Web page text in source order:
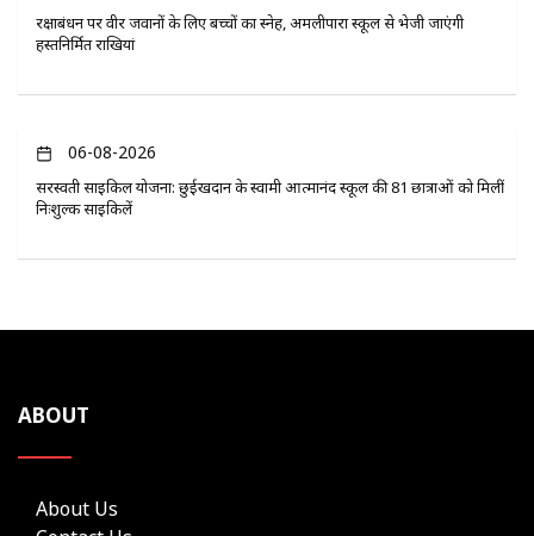
रक्षाबंधन पर वीर जवानों के लिए बच्चों का स्नेह, अमलीपारा स्कूल से भेजी जाएंगी
हस्तनिर्मित राखियां
06-08-2026
सरस्वती साइकिल योजना: छुईखदान के स्वामी आत्मानंद स्कूल की 81 छात्राओं को मिलीं
निःशुल्क साइकिलें
ABOUT
About Us